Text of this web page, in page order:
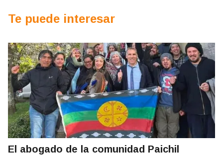
Te puede interesar
El abogado de la comunidad Paichil